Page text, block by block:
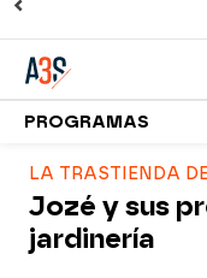
PROGRAMAS
LA TRASTIENDA
Jozé y sus
jardinería